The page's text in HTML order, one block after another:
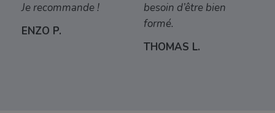
Je recommande !
ENZO P.
besoin d’être bien
formé.
THOMAS L.